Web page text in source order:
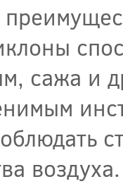
сажа и
воздуха.